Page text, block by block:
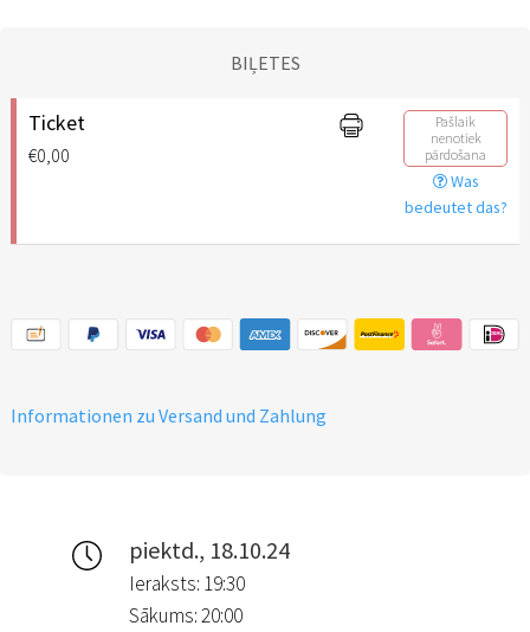
BIĻETES
Ticket
€0,00
Pašlaik
nenotiek
pārdošana
Was
bedeutet das?
Informationen zu Versand und Zahlung
piektd., 18.10.24
Ieraksts: 19:30
Sākums: 20:00